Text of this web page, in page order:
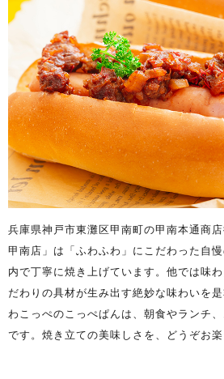
兵庫県神戸市東灘区甲南町の甲南本通商
甲南店」は「ふわふわ」にこだわった自
内で丁寧に焼き上げています。他では味
だわりの具材が生み出す絶妙な味わいを
わこっぺのこっぺぱんは、朝食やランチ
です。焼き立ての美味しさを、どうぞお楽